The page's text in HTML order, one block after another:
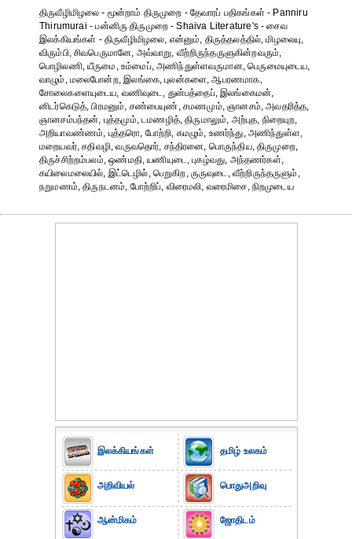
திருவீழிமிழலை - மூன்றாம் திருமுறை - தேவாரப் பதிகங்கள் - Panniru
Thirumurai - பன்னிரு திருமுறை - Shaiva Literature's - சைவ
இலக்கியங்கள் - திருவீழிமிழலை, என்னும், திருத்தலத்தில், மிழலையு,
விரும்பி, சிவபெருமானே, அவ்வாறு, வீற்றிருந்தருளுகின்றவரும்,
பொழிலணி, யீருமை, உம்மைப், அணிந்துள்ளவருமான, பெருமையுடைய,
வாழும், மலைபோன்ற, இலங்கை, புலன்களை, ஆபரணமாக,
சோலைகளையுடைய, வணிவுடை, துன்பத்தைப், இலங்கைமன்,
னிடர்கெடுத், பிரமனும், சண்பையுண், சமணமும், ஞானசம், அவதரித்த,
ஞானசம்பந்தன், புத்தமும், டமணழித், திருமாலும், அற்புத, நிறையுற,
அறியாவண்ணம், புத்தரொ, போற்றி, கமழும், உணர்ந்து, அணிந்துள்ள,
மறையவர், சதிவழி, வருவதொர், சந்திரனை, பொருந்திய, திருமுறை,
திருச்சிற்றம்பலம், ஒண்மதி, யணியுடை, புகழ்வது, அந்தணர்கள்,
கயிலைமலையில், இட்டெழில், பெறுகிற, ருருவுடை, வீற்றிருந்தருளும்,
நறுமணம், திருநடனம், போற்றிப், விரைமலி, வரைமிசை, நிறமுடைய
இலக்கியங்கள்
அறிவியல்
ஆன்மிகம்
தமிழ் உலகம்
பொதுஅறிவு
ஜோதிடம்